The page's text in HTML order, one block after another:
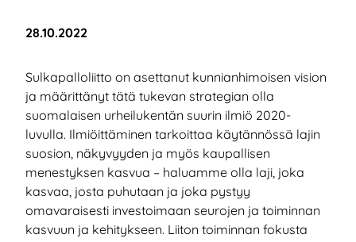
Julkaistu:
28.10.2022
Sulkapalloliitto on asettanut kunnianhimoisen vision
ja määrittänyt tätä tukevan strategian olla
suomalaisen urheilukentän suurin ilmiö 2020-
luvulla. Ilmiöittäminen tarkoittaa käytännössä lajin
suosion, näkyvyyden ja myös kaupallisen
menestyksen kasvua – haluamme olla laji, joka
kasvaa, josta puhutaan ja joka pystyy
omavaraisesti investoimaan seurojen ja toiminnan
kasvuun ja kehitykseen. Liiton toiminnan fokusta